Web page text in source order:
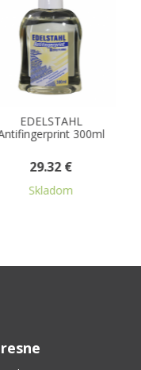
300ml
29.32 €
Skladom